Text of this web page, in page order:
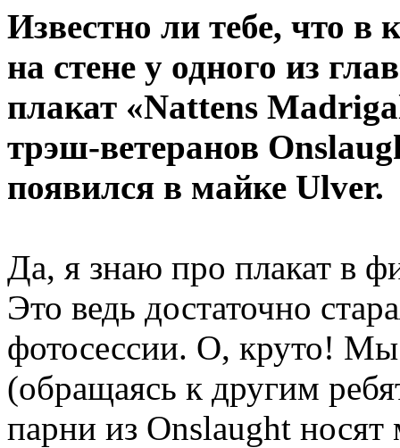
Известно ли тебе, что в
на стене у одного из
плакат «Nattens
трэш-ветеранов
появился в майке Ulver.
Да, я знаю про плакат в
Это ведь достаточно
фотосессии. О, круто!
(обращаясь к другим
парни из Onslaught